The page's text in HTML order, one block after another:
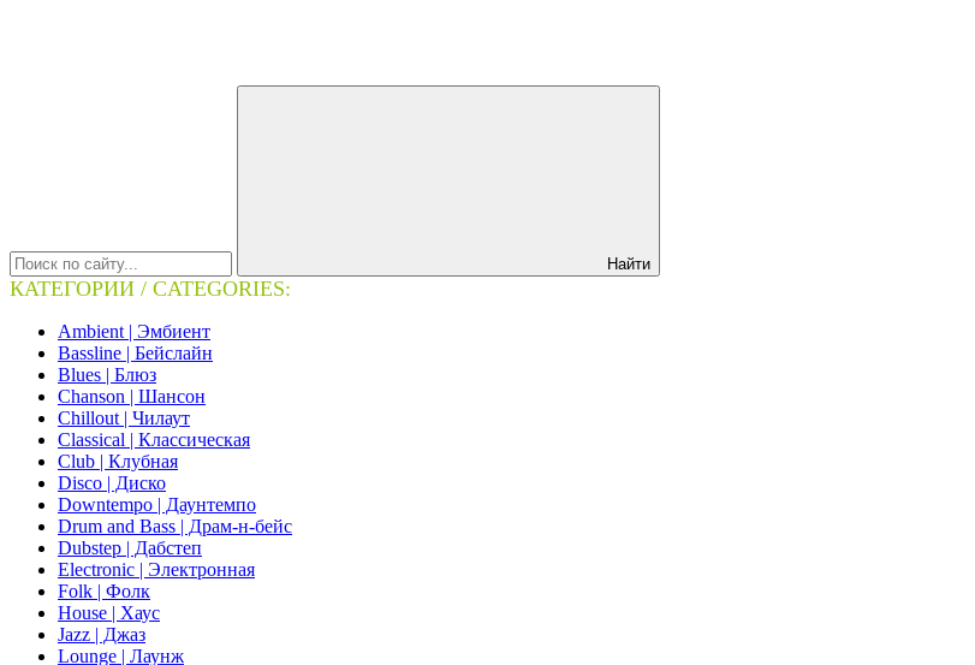
Найти
КАТЕГОРИИ / CATEGORIES:
Ambient | Эмбиент
Bassline | Бейслайн
Blues | Блюз
Chanson | Шансон
Chillout | Чилаут
Classical | Классическая
Club | Клубная
Disco | Диско
Downtempo | Даунтемпо
Drum and Bass | Драм-н-бейс
Dubstep | Дабстеп
Electronic | Электронная
Folk | Фолк
House | Хаус
Jazz | Джаз
Lounge | Лаунж